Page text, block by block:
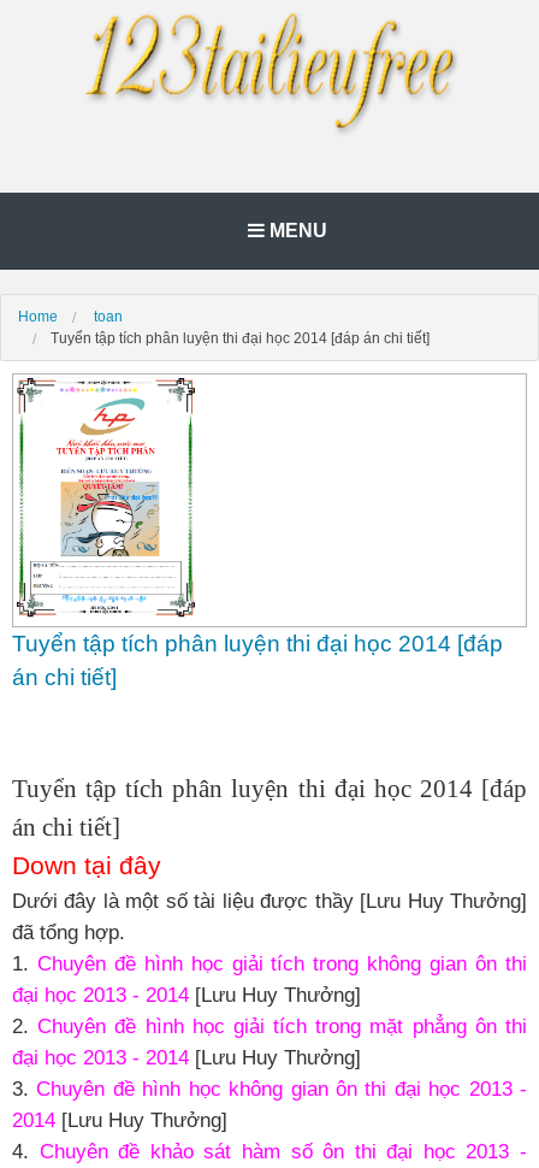
MENU
Home
toan
Tuyển tập tích phân luyện thi đại học 2014 [đáp án chi tiết]
Tuyển tập tích phân luyện thi đại học 2014 [đáp
án chi tiết]
Tuyển tập tích phân luyện thi đại học 2014 [đáp
án chi tiết]
Down tại đây
Dưới đây là một số tài liệu được thầy [Lưu Huy Thưởng]
đã tổng hợp.
1. Chuyên đề hình học giải tích trong không gian ôn thi
đại học 2013 - 2014 [Lưu Huy Thưởng]
2. Chuyên đề hình học giải tích trong mặt phẳng ôn thi
đại học 2013 - 2014 [Lưu Huy Thưởng]
3. Chuyên đề hình học không gian ôn thi đại học 2013 -
2014 [Lưu Huy Thưởng]
4. Chuyên đề khảo sát hàm số ôn thi đại học 2013 -